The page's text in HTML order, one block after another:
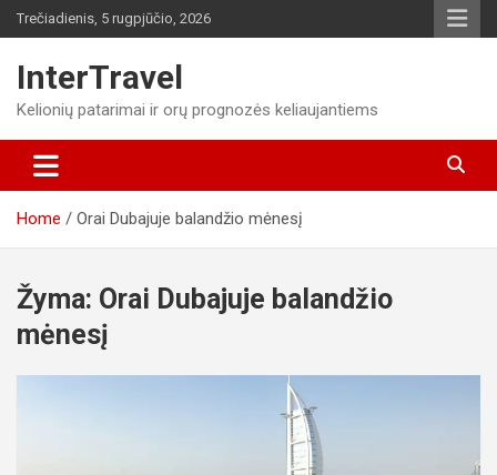
Skip
to
Trečiadienis, 5 rugpjūčio, 2026
InterTravel
Kelionių patarimai ir orų prognozės keliaujantiems
Home Orai Dubajuje balandžio mėnesį
Žyma: Orai Dubajuje balandžio
mėnesį